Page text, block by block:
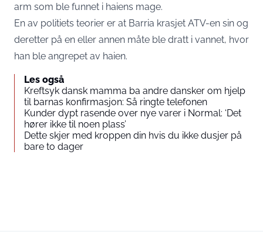
arm som ble funnet i haiens mage.
En av politiets teorier er at Barria krasjet ATV-en sin og
deretter på en eller annen måte ble dratt i vannet, hvor
han ble angrepet av haien.
Les også
Kreftsyk dansk mamma ba andre dansker om hjelp
til barnas konfirmasjon: Så ringte telefonen
Kunder dypt rasende over nye varer i Normal: ‘Det
hører ikke til noen plass’
Dette skjer med kroppen din hvis du ikke dusjer på
bare to dager